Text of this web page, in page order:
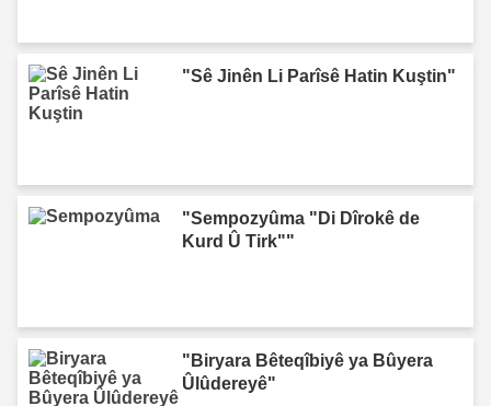
"Sê Jinên Li Parîsê Hatin Kuştin"
"Sempozyûma "Di Dîrokê de
Kurd Û Tirk""
"Biryara Bêteqîbiyê ya Bûyera
Ûlûdereyê"